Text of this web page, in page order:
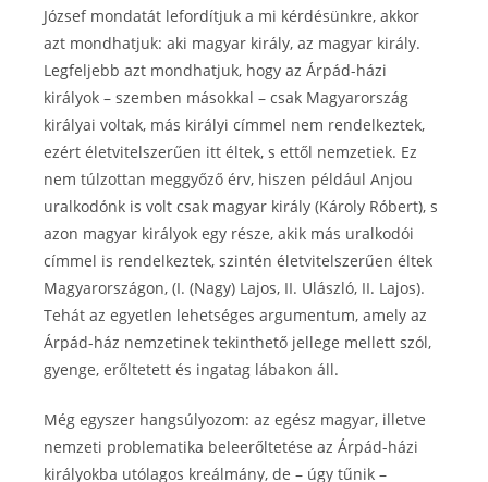
József mondatát lefordítjuk a mi kérdésünkre, akkor
azt mondhatjuk: aki magyar király, az magyar király.
Legfeljebb azt mondhatjuk, hogy az Árpád-házi
királyok – szemben másokkal – csak Magyarország
királyai voltak, más királyi címmel nem rendelkeztek,
ezért életvitelszerűen itt éltek, s ettől nemzetiek. Ez
nem túlzottan meggyőző érv, hiszen például Anjou
uralkodónk is volt csak magyar király (Károly Róbert), s
azon magyar királyok egy része, akik más uralkodói
címmel is rendelkeztek, szintén életvitelszerűen éltek
Magyarországon, (I. (Nagy) Lajos, II. Ulászló, II. Lajos).
Tehát az egyetlen lehetséges argumentum, amely az
Árpád-ház nemzetinek tekinthető jellege mellett szól,
gyenge, erőltetett és ingatag lábakon áll.
Még egyszer hangsúlyozom: az egész magyar, illetve
nemzeti problematika beleerőltetése az Árpád-házi
királyokba utólagos kreálmány, de – úgy tűnik –